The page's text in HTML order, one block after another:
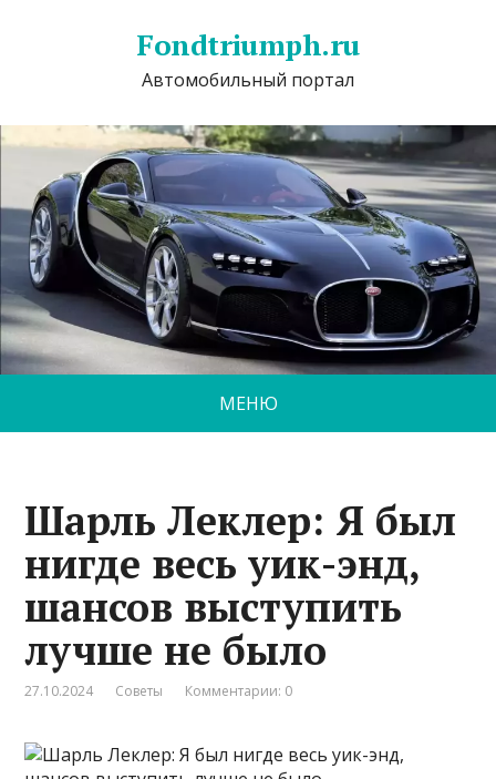
Fondtriumph.ru
Автомобильный портал
МЕНЮ
Шарль Леклер: Я был
нигде весь уик-энд,
шансов выступить
лучше не было
27.10.2024 Советы Комментарии: 0